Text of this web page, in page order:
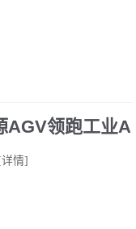
AGV领跑工业A
[详情]